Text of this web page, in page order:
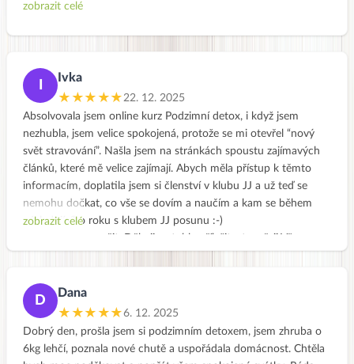
Anet
zobrazit celé
Ivka
★★★★★22. 12. 2025
Absolvovala jsem online kurz Podzimní detox, i když jsem
nezhubla, jsem velice spokojená, protože se mi otevřel “nový
svět stravování”. Našla jsem na stránkách spoustu zajímavých
článků, které mě velice zajímají. Abych měla přístup k těmto
informacím, doplatila jsem si členství v klubu JJ a už teď se
nemohu dočkat, co vše se dovím a naučím a kam se během
následujícího roku s klubem JJ posunu :-)
zobrazit celé
D
Dana
★★★★★6. 12. 2025
Dobrý den, prošla jsem si podzimním detoxem, jsem zhruba o
6kg lehčí, poznala nové chutě a uspořádala domácnost. Chtěla